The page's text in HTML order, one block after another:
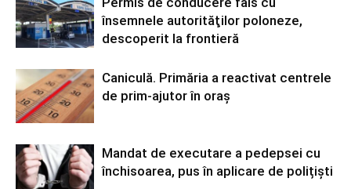
însemnele autorităţilor poloneze,
descoperit la frontieră
Caniculă. Primăria a reactivat centrele
de prim-ajutor în oraș
Mandat de executare a pedepsei cu
închisoarea, pus în aplicare de polițiști